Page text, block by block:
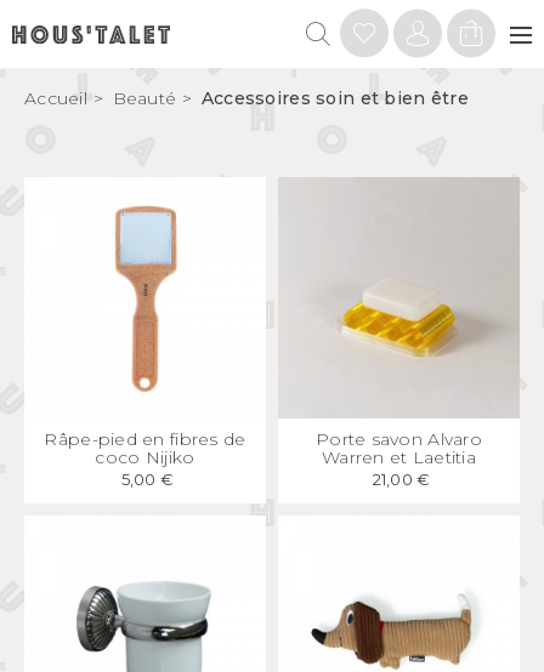
Accueil Beauté Accessoires soin et bien être
APERÇU RAPIDE
Râpe-pied en fibres de
coco Nijiko
5,00 €
APERÇU RAPIDE
Porte savon Alvaro
Warren et Laetitia
21,00 €